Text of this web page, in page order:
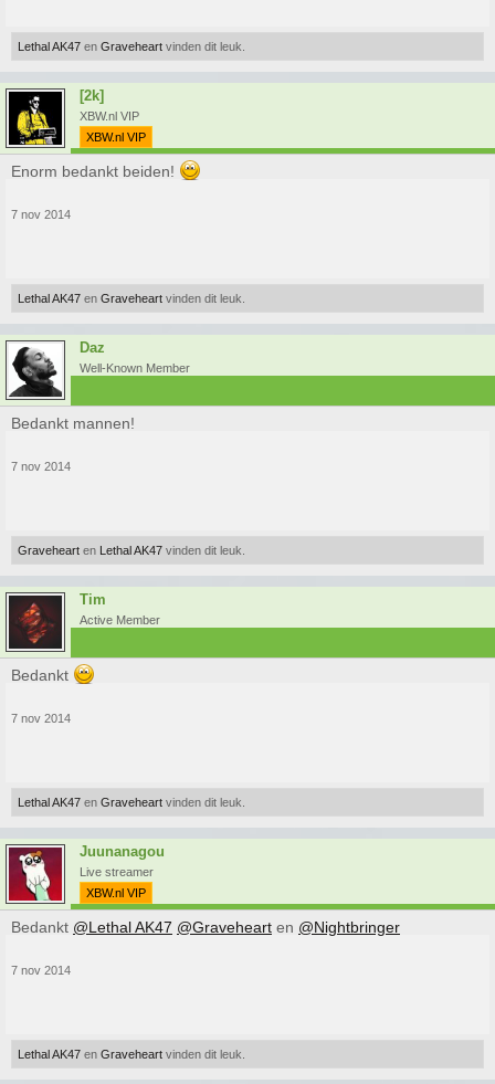
Lethal AK47 en Graveheart vinden dit leuk.
[2k]
XBW.nl VIP
XBW.nl VIP
Enorm bedankt beiden!
7 nov 2014
Lethal AK47 en Graveheart vinden dit leuk.
Daz
Well-Known Member
Bedankt mannen!
7 nov 2014
Graveheart en Lethal AK47 vinden dit leuk.
Tim
Active Member
Bedankt
7 nov 2014
Lethal AK47 en Graveheart vinden dit leuk.
Juunanagou
Live streamer
XBW.nl VIP
Bedankt @Lethal AK47 @Graveheart en @Nightbringer
7 nov 2014
Lethal AK47 en Graveheart vinden dit leuk.